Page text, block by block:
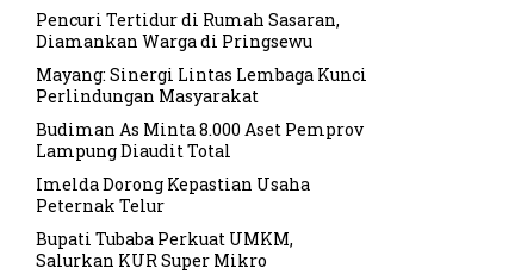
Pencuri Tertidur di Rumah Sasaran,
Diamankan Warga di Pringsewu
Mayang: Sinergi Lintas Lembaga Kunci
Perlindungan Masyarakat
Budiman As Minta 8.000 Aset Pemprov
Lampung Diaudit Total
Imelda Dorong Kepastian Usaha
Peternak Telur
Bupati Tubaba Perkuat UMKM,
Salurkan KUR Super Mikro